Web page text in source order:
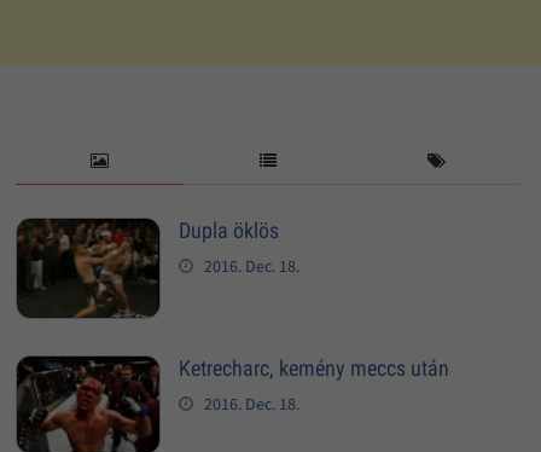
Dupla öklös
2016. Dec. 18.
Ketrecharc, kemény meccs után
2016. Dec. 18.